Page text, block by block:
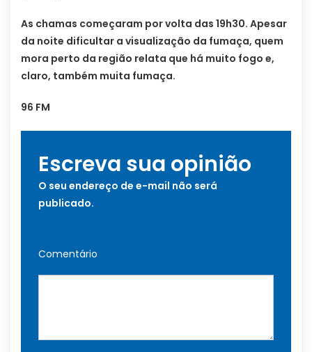
As chamas começaram por volta das 19h30. Apesar
da noite dificultar a visualização da fumaça, quem
mora perto da região relata que há muito fogo e,
claro, também muita fumaça.
96 FM
Escreva sua opinião
O seu endereço de e-mail não será
publicado.
Comentário